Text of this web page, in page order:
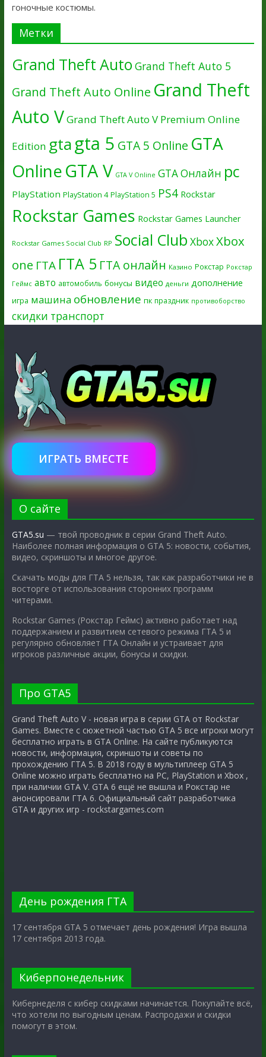
гоночные костюмы.
Метки
Grand Theft Auto Grand Theft Auto 5
Grand Theft Auto Online Grand Theft
Auto VGrand Theft Auto V Premium Online
Edition gtagta 5 GTA 5 Online GTA
OnlineGTA V GTA V Online GTA Онлайн pc
PlayStation PlayStation 4 PlayStation 5 PS4 Rockstar
Rockstar Games Rockstar Games Launcher
Rockstar Games Social Club RP Social Club XboxXbox
one ГТА ГТА 5 ГТА онлайн Казино Рокстар Рокстар
Геймс авто автомобиль бонусы видео деньги дополнение
игра машина обновление пк праздник противоборство
скидки транспорт
ИГРАТЬ ВМЕСТЕ
О сайте
GTA5.su — твой проводник в серии Grand Theft Auto.
Наиболее полная информация о GTA 5: новости, события,
видео, скриншоты и многое другое.
Скачать моды для ГТА 5 нельзя, так как разработчики не в
восторге от использования сторонних программ
читерами.
Rockstar Games (Рокстар Геймс) активно работает над
поддержанием и развитием сетевого режима ГТА 5 и
регулярно обновляет ГТА Онлайн и устраивает для
игроков различные акции, бонусы и скидки.
Про GTA5
Grand Theft Auto V - новая игра в серии GTA от Rockstar
Games. Вместе с сюжетной частью GTA 5 все игроки могут
бесплатно играть в GTA Online. На сайте публикуются
новости, информация, скриншоты и советы по
прохождению ГТА 5. В 2018 году в мультиплеер GTA 5
Online можно играть бесплатно на PC, PlayStation и Xbox ,
при наличии GTA V. GTA 6 ещё не вышла и Рокстар не
анонсировали ГТА 6. Официальный сайт разработчика
GTA и других игр - rockstargames.com
День рождения ГТА
17 сентября GTA 5 отмечает день рождения! Игра вышла
17 сентября 2013 года.
Киберпонедельник
Кибернеделя с кибер скидками начинается. Покупайте всё,
что хотели по выгодным ценам. Распродажи и скидки
помогут в этом.